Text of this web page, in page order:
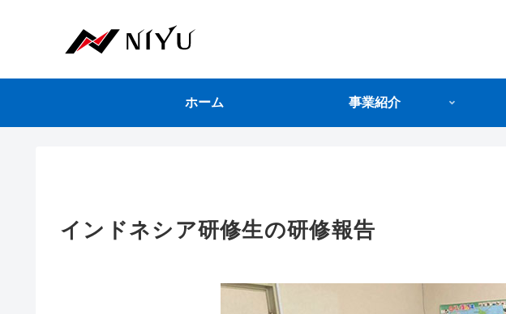
ホーム 事業紹介
インドネシア研修生の研修報告